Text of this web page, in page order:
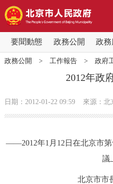
要聞動態 政務公開 政務
要聞動態
黨中央精神 國務
政務公開
機構
政務公開 > 工作報告> 政府
2012年政
日期：2012-01-22 09:59 來源：北
——2012年1月12日在北京市
議
北京市市